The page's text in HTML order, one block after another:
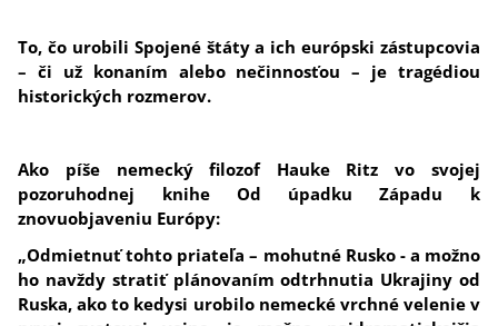
To, čo urobili Spojené štáty a ich európski zástupcovia
– či už konaním alebo nečinnosťou – je tragédiou
historických rozmerov.
Ako píše nemecký filozof Hauke Ritz vo svojej
pozoruhodnej knihe Od úpadku Západu k
znovuobjaveniu Európy:
„Odmietnuť tohto priateľa – mohutné Rusko - a možno
ho navždy stratiť plánovaním odtrhnutia Ukrajiny od
Ruska, ako to kedysi urobilo nemecké vrchné velenie v